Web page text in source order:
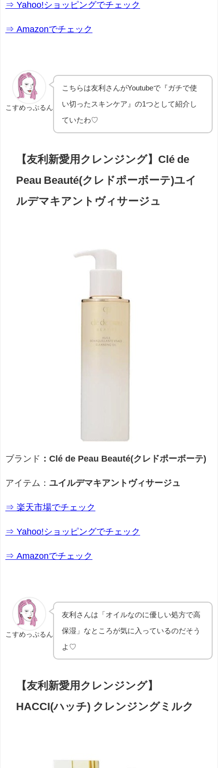
⇒ Yahoo!ショッピングでチェック
⇒ Amazonでチェック
こすめっぷるん
こちらは友利さんがYoutubeで『ガチで使
い切ったスキンケア』の1つとして紹介し
ていたわ♡
【友利新愛用クレンジング】Clé de
Peau Beauté(クレドポーボーテ)ユイ
ルデマキアントヴィサージュ
ブランド ：Clé de Peau Beauté(クレドポーボーテ)
アイテム： ユイルデマキアントヴィサージュ
⇒ 楽天市場でチェック
⇒ Yahoo!ショッピングでチェック
⇒ Amazonでチェック
こすめっぷるん
友利さんは「オイルなのに優しい処方で高
保湿」なところが気に入っているのだそう
よ♡
【友利新愛用クレンジング】
HACCI(ハッチ) クレンジングミルク